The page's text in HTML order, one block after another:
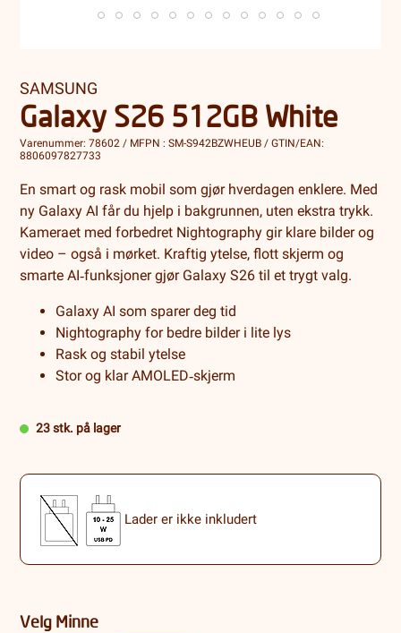
SAMSUNG
Galaxy S26 512GB White
Varenummer: 78602 / MFPN : SM-S942BZWHEUB / GTIN/EAN:
8806097827733
En smart og rask mobil som gjør hverdagen enklere. Med
ny Galaxy AI får du hjelp i bakgrunnen, uten ekstra trykk.
Kameraet med forbedret Nightography gir klare bilder og
video – også i mørket. Kraftig ytelse, flott skjerm og
smarte AI‑funksjoner gjør Galaxy S26 til et trygt valg.
Galaxy AI som sparer deg tid
Nightography for bedre bilder i lite lys
Rask og stabil ytelse
Stor og klar AMOLED‑skjerm
23 stk. på lager
Lader er ikke inkludert
Velg Minne